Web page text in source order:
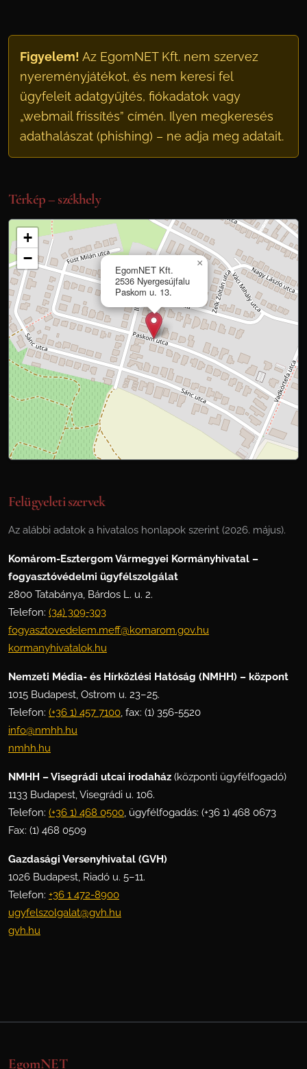
Figyelem! Az EgomNET Kft. nem szervez
nyereményjátékot, és nem keresi fel
ügyfeleit adatgyűjtés, fiókadatok vagy
„webmail frissítés” címén. Ilyen megkeresés
adathalászat (phishing) – ne adja meg adatait.
Térkép – székhely
EgomNET Kft.
2536 Nyergesújfalu
Paskom u. 13.
×
+
−
Felügyeleti szervek
Az alábbi adatok a hivatalos honlapok szerint (2026. május).
Komárom-Esztergom Vármegyei Kormányhivatal –
fogyasztóvédelmi ügyfélszolgálat
2800 Tatabánya, Bárdos L. u. 2.
Telefon: (34) 309-303
fogyasztovedelem.meff@komarom.gov.hu
kormanyhivatalok.hu
Nemzeti Média- és Hírközlési Hatóság (NMHH) – központ
1015 Budapest, Ostrom u. 23–25.
Telefon: (+36 1) 457 7100, fax: (1) 356-5520
info@nmhh.hu
nmhh.hu
NMHH – Visegrádi utcai irodaház (központi ügyfélfogadó)
1133 Budapest, Visegrádi u. 106.
Telefon: (+36 1) 468 0500, ügyfélfogadás: (+36 1) 468 0673
Fax: (1) 468 0509
Gazdasági Versenyhivatal (GVH)
1026 Budapest, Riadó u. 5–11.
Telefon: +36 1 472-8900
ugyfelszolgalat@gvh.hu
gvh.hu
EgomNET